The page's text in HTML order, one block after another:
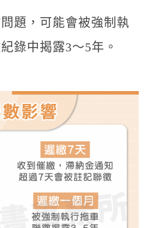
題，可能會被強制執
錄中揭露3～5年。